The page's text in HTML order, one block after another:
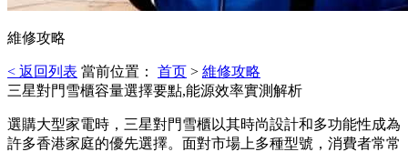
維修攻略
< 返回列表 當前位置： 首页 > 維修攻略
三星對門雪櫃容量選擇要點,能源效率實測解析
選購大型家電時，三星對門雪櫃以其時尚設計和多功能性成為
許多香港家庭的優先選擇。面對市場上多種型號，消費者常常